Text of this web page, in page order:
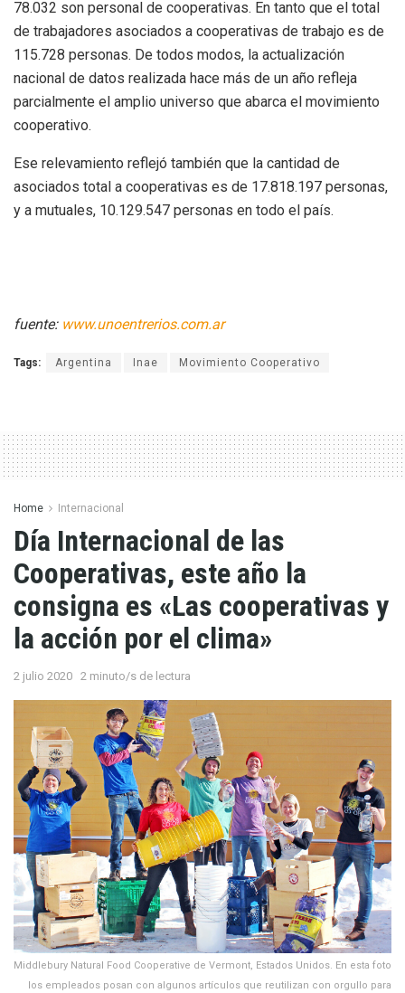
78.032 son personal de cooperativas. En tanto que el total
de trabajadores asociados a cooperativas de trabajo es de
115.728 personas. De todos modos, la actualización
nacional de datos realizada hace más de un año refleja
parcialmente el amplio universo que abarca el movimiento
cooperativo.
Ese relevamiento reflejó también que la cantidad de
asociados total a cooperativas es de 17.818.197 personas,
y a mutuales, 10.129.547 personas en todo el país.
fuente: www.unoentrerios.com.ar
Tags: Argentina Inae Movimiento Cooperativo
Home Internacional
Día Internacional de las
Cooperativas, este año la
consigna es «Las cooperativas y
la acción por el clima»
2 julio 2020 2 minuto/s de lectura
Middlebury Natural Food Cooperative de Vermont, Estados Unidos. En esta foto
los empleados posan con algunos artículos que reutilizan con orgullo para